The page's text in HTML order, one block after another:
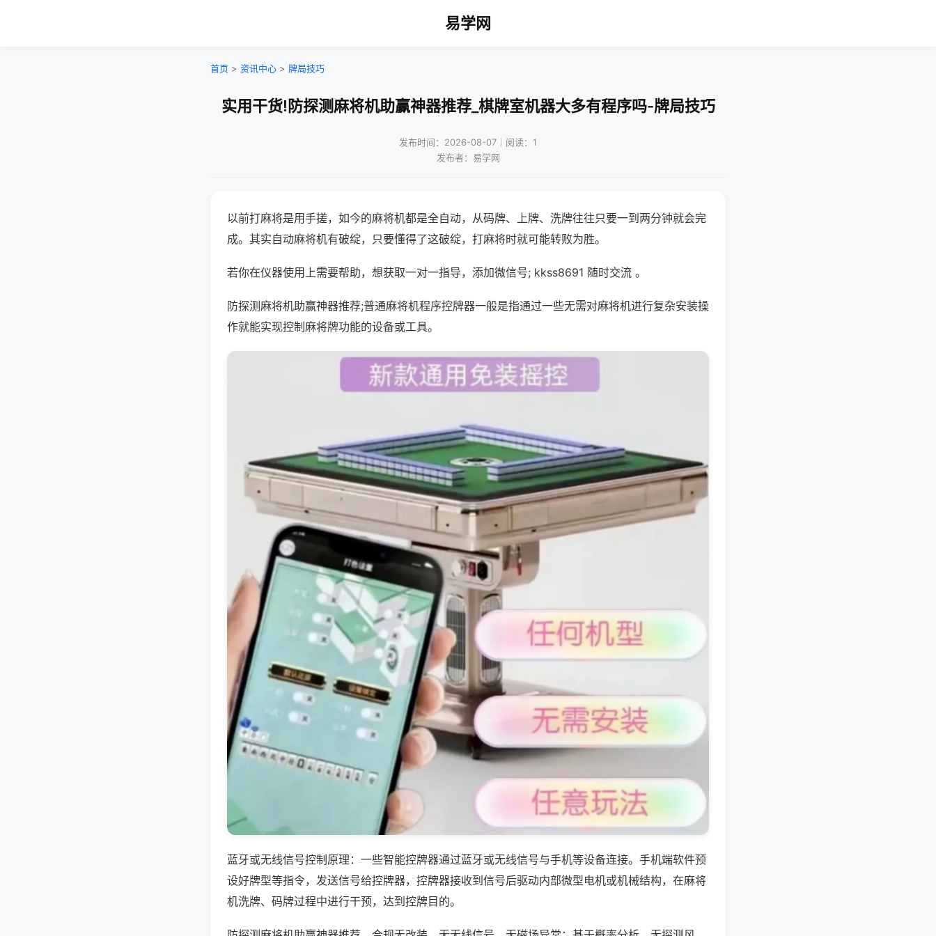
易学网
首页 > 资讯中心 > 牌局技巧
实用干货!防探测麻将机助赢神器推荐_棋牌室机器大多有程序吗-牌局技巧
发布时间：2026-08-07｜阅读：1
发布者：易学网
以前打麻将是用手搓，如今的麻将机都是全自动，从码牌、上牌、洗牌往往只要一到两分钟就会完
成。其实自动麻将机有破绽，只要懂得了这破绽，打麻将时就可能转败为胜。
若你在仪器使用上需要帮助，想获取一对一指导，添加微信号; kkss8691 随时交流 。
防探测麻将机助赢神器推荐;普通麻将机程序控牌器一般是指通过一些无需对麻将机进行复杂安装操
作就能实现控制麻将牌功能的设备或工具。
蓝牙或无线信号控制原理：一些智能控牌器通过蓝牙或无线信号与手机等设备连接。手机端软件预
设好牌型等指令，发送信号给控牌器，控牌器接收到信号后驱动内部微型电机或机械结构，在麻将
机洗牌、码牌过程中进行干预，达到控牌目的。